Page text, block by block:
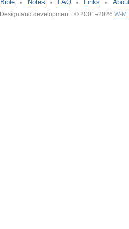
Bible Notes FAQ Links
Design and development: © 2001–2026 W-M